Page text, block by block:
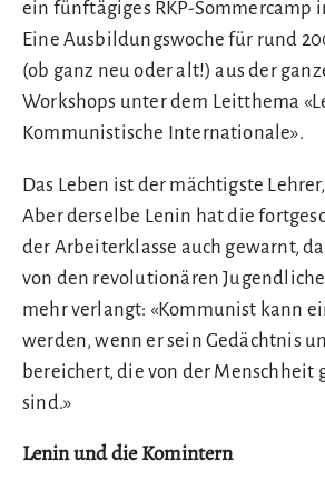
ein fünftägiges RKP-Sommercamp
Eine Ausbildungswoche für rund
(ob ganz neu oder alt!) aus der
Workshops unter dem Leitthema
Kommunistische Internationale».
Das Leben ist der mächtigste
Aber derselbe Lenin hat die
der Arbeiterklasse auch gewarnt,
von den revolutionären
mehr verlangt: «Kommunist kann
werden, wenn er sein Gedächtnis
bereichert, die von der Menschheit
sind.»
Lenin und die Komintern